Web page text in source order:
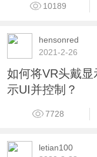
10189
hensonred
2021-2-26
如何将VR头戴
示UI并控制？
7728
letian100